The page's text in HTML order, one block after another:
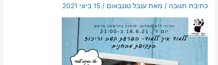
כתיבת תגובה / מאתענבל טננבאום/15 ביוני 2021